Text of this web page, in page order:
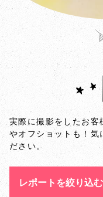
実際に撮影をしたお客
やオフショットも！気
ださい。
レポートを絞り込む